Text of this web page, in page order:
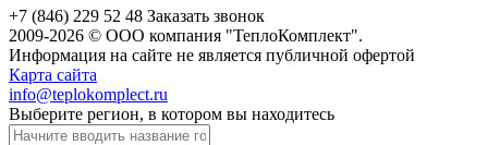
+7 (846) 229 52 48 Заказать звонок
2009-2026 © ООО компания "ТеплоКомплект".
Информация на сайте не является публичной офертой
Карта сайта
info@teplokomplect.ru
Выберите регион, в котором вы находитесь